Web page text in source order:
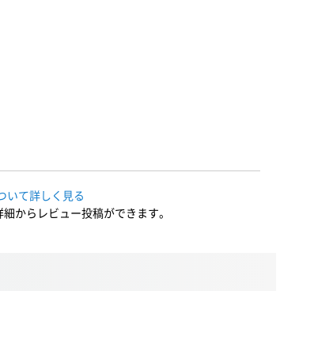
いて詳しく見る
からレビュー投稿ができます。